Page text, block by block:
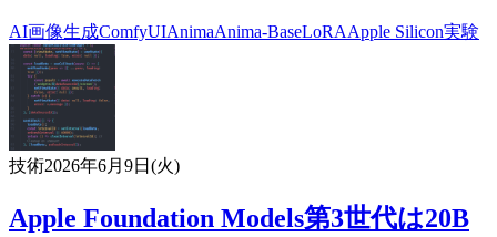
AI画像生成ComfyUIAnimaAnima-BaseLoRAApple Silicon実験
技術2026年6月9日(火)
Apple Foundation Models第3世代は20B